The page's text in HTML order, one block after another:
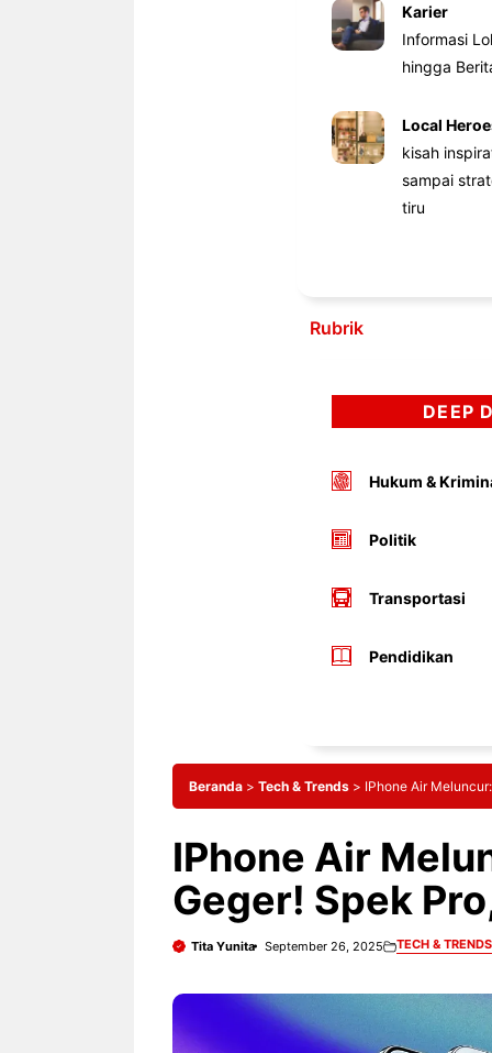
Karier
Informasi
hingga
Local
kisah
sampai
tiru
Rubrik
DEEP
Hukum &
Politik
Transportasi
Pendidikan
Beranda > Tech & Trends > IPhone Air
IPhone Air
Geger! Spek
Tita Yunita September 26, 2025 TECH & TRENDS